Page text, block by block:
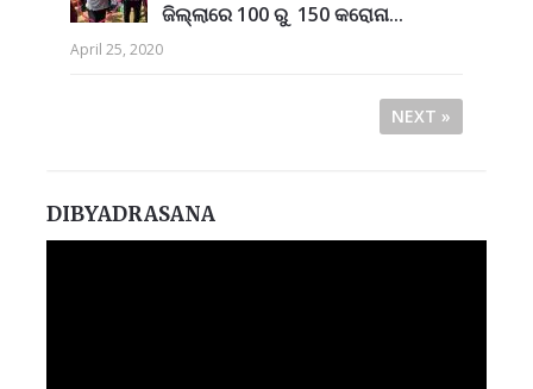
ଜିଲ୍ଲାରେ 100 ରୁ 150 କରୋନା...
April 25, 2020
NEXT »
DIBYADRASANA